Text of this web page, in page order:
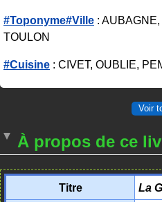
#Toponyme#Ville :
TOULON
#Cuisine : CIVET, OUBLIE,
Voir
À propos de ce
Titre
La